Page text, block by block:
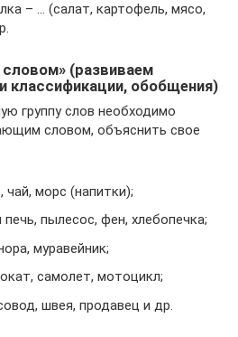
– … (салат, картофель, мясо,
(развиваем
классификации, обобщения)
группу слов необходимо
словом, объяснить свое
чай, морс (напитки);
пылесос, фен, хлебопечка;
муравейник;
самолет, мотоцикл;
швея, продавец и др.